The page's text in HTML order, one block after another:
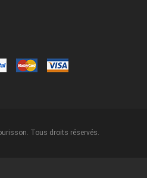
Tous droits réservés.